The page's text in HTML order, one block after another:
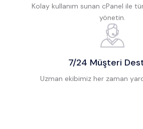
Kolay kullanım sunan cPanel ile
yönetin.
7/24 Müşteri
Uzman ekibimiz her zaman